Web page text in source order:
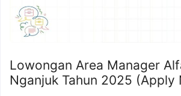
Lowongan Area Manager
Nganjuk Tahun 2025 (Apply